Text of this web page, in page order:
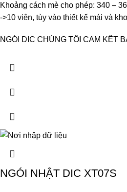
Khoảng cách mè cho phép: 340 –
->10 viên, tùy vào thiết kế mái và
NGÓI DIC CHÚNG TÔI CAM KẾT
NGÓI NHẬT DIC XT07S